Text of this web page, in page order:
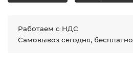
Работаем с НДС
Самовывоз сегодня, бесплатно